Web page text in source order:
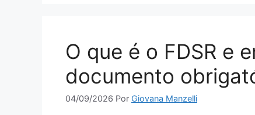
O que é o FDSR e
documento
04/09/2026 Por Giovana Manzelli